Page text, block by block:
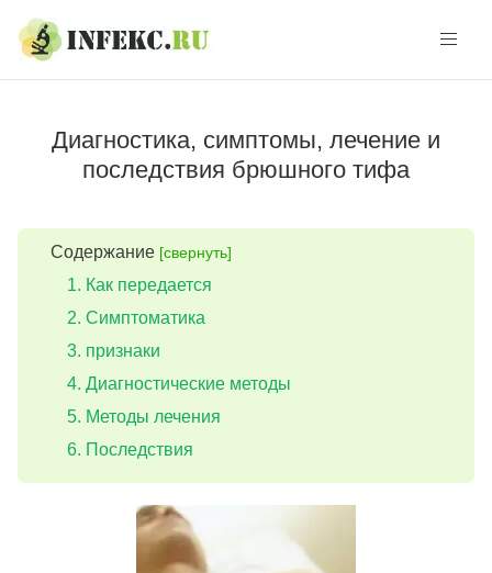
navigation
content
Диагностика, симптомы, лечение и
последствия брюшного тифа
Содержание [свернуть]
Как передается
Симптоматика
признаки
Диагностические методы
Методы лечения
Последствия